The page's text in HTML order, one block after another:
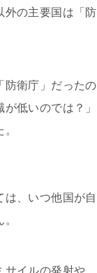
外の主要国は「
防衛庁」だった
が低いのでは？
は、いつ他国が
サイルの発射や